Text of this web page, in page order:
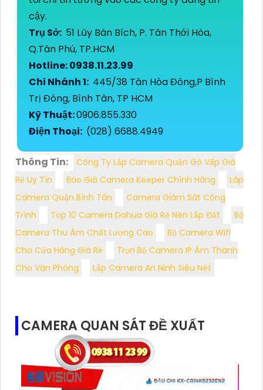
cậy.
Trụ Sở: 51 Lũy Bán Bích, P. Tân Thới Hòa,
Q.Tân Phú, TP.HCM
Hotline: 0938.11.23.99
Chi Nhánh 1: 445/38 Tân Hòa Đông,P Bình
Trị Đông, Bình Tân, TP HCM
Kỹ Thuật:0906.855.330
Điện Thoại: (028) 6688.4949
Thông Tin:
Công Ty Lắp Camera Quận Gò Vấp Giá
Rẻ Uy Tín
Báo Giá Camera Keeper Chính Hãng
Lăp
Camera Quận Bình Tân
Camera Giám Sát Công
Trình
Top 10 Camera Dahua Giá Rẻ Nên Lắp Đặt
Bộ
Camera Thu Âm Chất Lượng Cao
Bộ Camera Wifi
Cho Cửa Hàng Giá Rẻ
Trọn Bộ Camera IP Âm Thanh
Cho Văn Phòng
Lắp Camera An Ninh Siêu Nét
CAMERA QUAN SÁT ĐỀ XUẤT